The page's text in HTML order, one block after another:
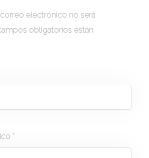
electrónico no será
obligatorios están
*